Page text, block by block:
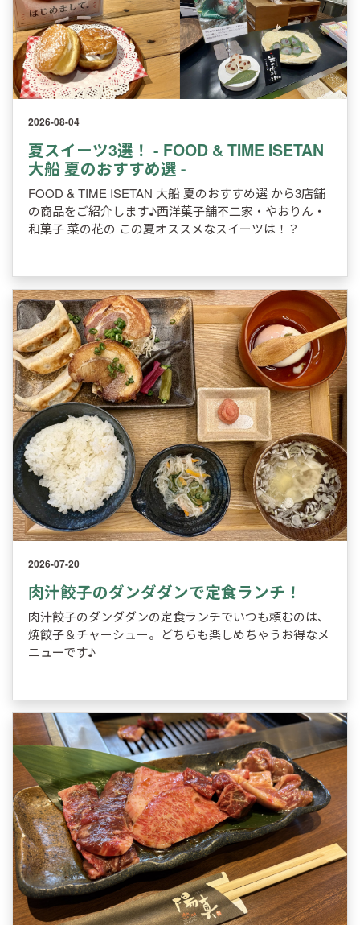
2026-08-04
夏スイーツ3選！ - FOOD & TIME ISETAN
大船 夏のおすすめ選 -
FOOD & TIME ISETAN 大船 夏のおすすめ選 から3店舗
の商品をご紹介します♪西洋菓子舗不二家・やおりん・
和菓子 菜の花の この夏オススメなスイーツは！？
2026-07-20
肉汁餃子のダンダダンで定食ランチ！
肉汁餃子のダンダダンの定食ランチでいつも頼むのは、
焼餃子＆チャーシュー。どちらも楽しめちゃうお得なメ
ニューです♪